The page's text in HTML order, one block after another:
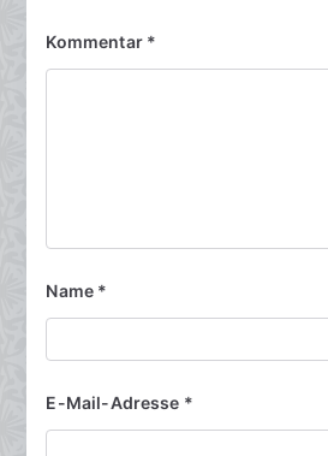
Kommentar *
Name *
E-Mail-Adresse *